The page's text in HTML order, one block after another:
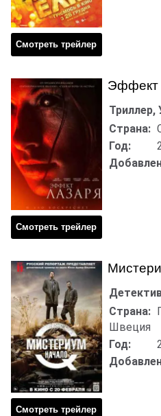
Смотреть трейлер
Эффект
Смотреть трейлер
Страна:
Год:
Смотреть трейлер
Страна:
Швеция
Год: